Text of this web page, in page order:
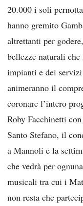
20.000 i soli
hanno gremito
altrettanti per
bellezze naturali
impianti e dei
animeranno il
coronare l’intero
Roby Facchinetti
Santo Stefano, il
a Mannoli e la
che vedrà per
musicali tra cui i
non resta che